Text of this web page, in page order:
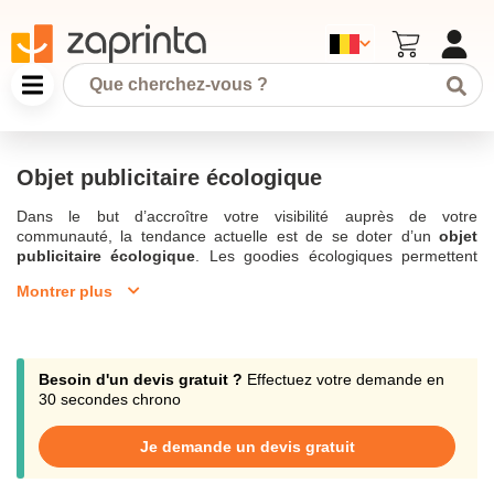
Objet publicitaire écologique
Dans le but d’accroître votre visibilité auprès de votre
communauté, la tendance actuelle est de se doter d’un objet
publicitaire écologique . Les goodies écologiques permettent
comme étant au goût du jour, mais aussi de répondre à la
bambou
une société installée en Belgique, connaît les préférences des
consommateurs qui sont aujourd’hui pour des produits à
peut se personnaliser en y ajoutant
afin de promouvoir
votre image de marque. Découvrez notre large
Gamme
écologique
Montrer plus
Besoin d'un devis gratuit ? Effectuez votre demande en
30 secondes chrono
Je demande un devis gratuit